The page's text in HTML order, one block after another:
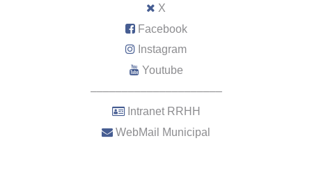
X
Facebook
Instagram
Youtube
–––––––––––––––––––––
Intranet RRHH
WebMail Municipal